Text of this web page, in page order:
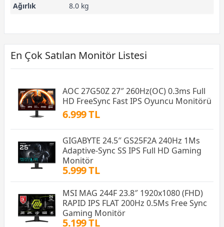
Ağırlık
8.0 kg
En Çok Satılan Monitör Listesi
AOC 27G50Z 27″ 260Hz(OC) 0.3ms Full
HD FreeSync Fast IPS Oyuncu Monitörü
6.999 TL
GIGABYTE 24.5″ GS25F2A 240Hz 1Ms
Adaptive-Sync SS IPS Full HD Gaming
Monitör
5.999 TL
MSI MAG 244F 23.8″ 1920x1080 (FHD)
RAPID IPS FLAT 200Hz 0.5Ms Free Sync
Gaming Monitör
5.199 TL